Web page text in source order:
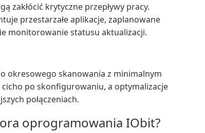
zakłócić krytyczne przepływy pracy.
przestarzałe aplikacje, zaplanowane
monitorowanie statusu aktualizacji.
okresowego skanowania z minimalnym
po skonfigurowaniu, a optymalizacje
połączeniach.
oprogramowania IObit?